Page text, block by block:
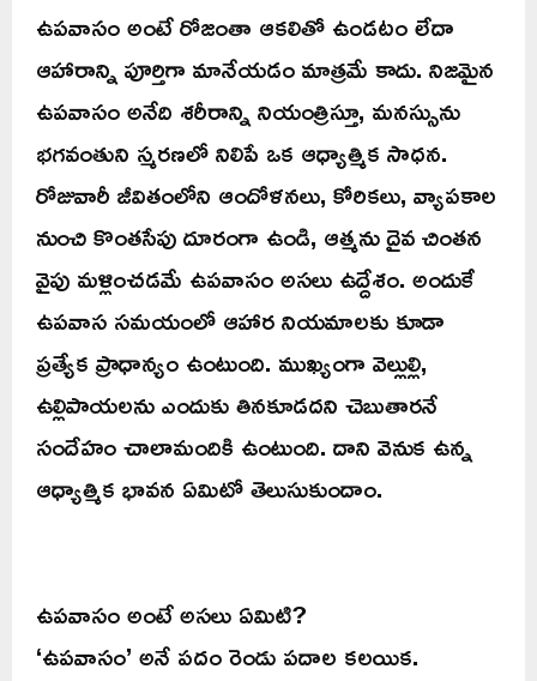
ఉపవాసం అంటే రోజంతా ఆకలితో ఉండటం లేదా
ఆహారాన్ని పూర్తిగా మానేయడం మాత్రమే కాదు. నిజమైన
ఉపవాసం అనేది శరీరాన్ని నియంత్రిస్తూ, మనస్సును
భగవంతుని స్మరణలో నిలిపే ఒక ఆధ్యాత్మిక సాధన.
రోజువారీ జీవితంలోని ఆందోళనలు, కోరికలు, వ్యాపకాల
నుంచి కొంతసేపు దూరంగా ఉండి, ఆత్మను దైవ చింతన
వైపు మళ్లించడమే ఉపవాసం అసలు ఉద్దేశం. అందుకే
ఉపవాస సమయంలో ఆహార నియమాలకు కూడా
ప్రత్యేక ప్రాధాన్యం ఉంటుంది. ముఖ్యంగా వెల్లుల్లి,
ఉల్లిపాయలను ఎందుకు తినకూడదని చెబుతారనే
సందేహం చాలామందికి ఉంటుంది. దాని వెనుక ఉన్న
ఆధ్యాత్మిక భావన ఏమిటో తెలుసుకుందాం.
ఉపవాసం అంటే అసలు ఏమిటి?
‘ఉపవాసం’ అనే పదం రెండు పదాల కలయిక.